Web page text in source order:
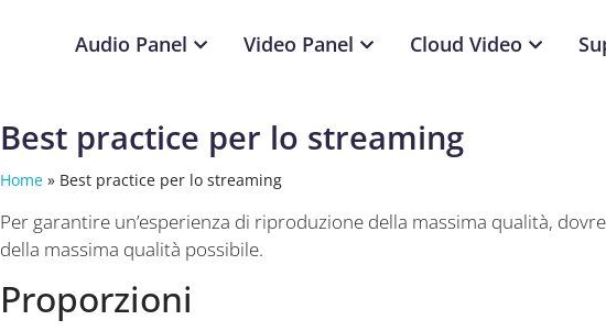
Audio Panel Video Panel Cloud Video
Best practice per lo streaming
Home» Best practice per lo streaming
Per garantire un’esperienza di riproduzione della massima qualità,
della massima qualità possibile.
Proporzioni